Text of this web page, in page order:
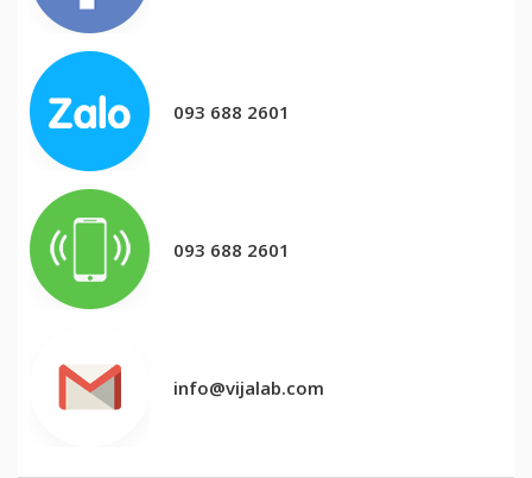
093 688 2601
093 688 2601
info@vijalab.com